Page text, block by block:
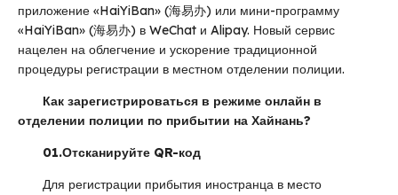
приложение «HaiYiBan» (海易办) или мини-программу
«HaiYiBan» (海易办) в WeChat и Alipay. Новый сервис
нацелен на облегчение и ускорение традиционной
процедуры регистрации в местном отделении полиции.
Как зарегистрироваться в режиме онлайн в
отделении полиции по прибытии на Хайнань?
01.Отсканируйте QR-код
Для регистрации прибытия иностранца в место